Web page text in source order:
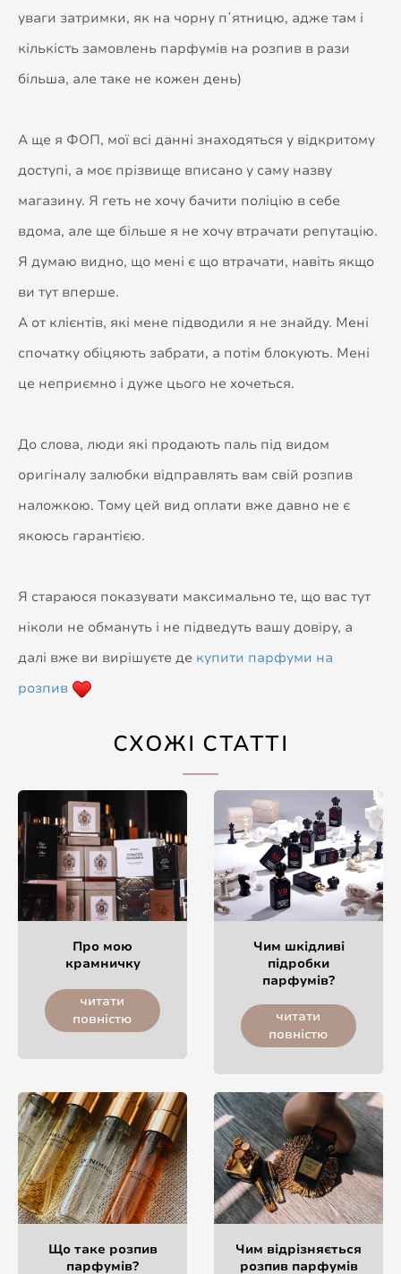
уваги затримки, як на чорну пʼятницю, адже там і
кількість замовлень парфумів на розпив в рази
більша, але таке не кожен день)
А ще я ФОП, мої всі данні знаходяться у відкритому
доступі, а моє прізвище вписано у саму назву
магазину. Я геть не хочу бачити поліцію в себе
вдома, але ще більше я не хочу втрачати репутацію.
Я думаю видно, що мені є що втрачати, навіть якщо
ви тут вперше.
А от клієнтів, які мене підводили я не знайду. Мені
спочатку обіцяють забрати, а потім блокують. Мені
це неприємно і дуже цього не хочеться.
До слова, люди які продають паль під видом
оригіналу залюбки відправлять вам свій розпив
наложкою. Тому цей вид оплати вже давно не є
якоюсь гарантією.
Я стараюся показувати максимально те, що вас тут
ніколи не обмануть і не підведуть вашу довіру, а
далі вже ви вирішуєте де купити парфуми на
розпив
СХОЖІ СТАТТІ
Про мою
крамничку
читати
повністю
Чим шкідливі
підробки
парфумів?
читати
повністю
Що таке розпив
парфумів?
Чим відрізняється
розпив парфумів